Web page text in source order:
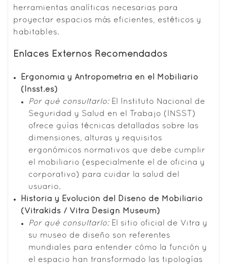
herramientas analíticas necesarias para
proyectar espacios más eficientes, estéticos y
habitables.
Enlaces Externos Recomendados
Ergonomía y Antropometría en el Mobiliario
(Insst.es)
Por qué consultarlo:El Instituto Nacional de
Seguridad y Salud en el Trabajo (INSST)
ofrece guías técnicas detalladas sobre las
dimensiones, alturas y requisitos
ergonómicos normativos que debe cumplir
el mobiliario (especialmente el de oficina y
corporativo) para cuidar la salud del
usuario.
Historia y Evolución del Diseño de Mobiliario
(Vitrakids / Vitra Design Museum)
Por qué consultarlo:El sitio oficial de Vitra y
su museo de diseño son referentes
mundiales para entender cómo la función y
el espacio han transformado las tipologías